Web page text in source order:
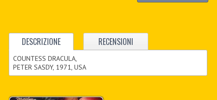
DESCRIZIONE RECENSIONI
COUNTESS DRACULA,
PETER SASDY, 1971, USA